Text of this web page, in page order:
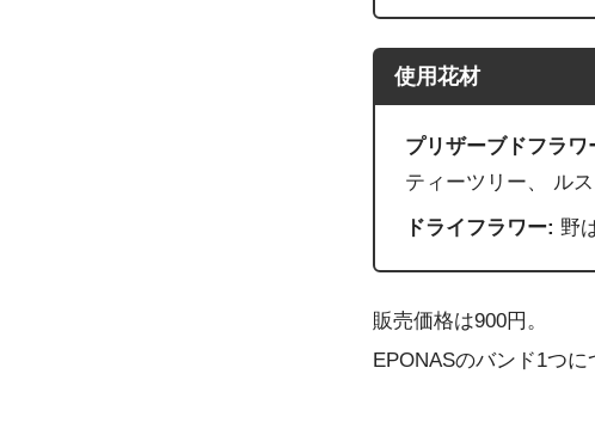
使用花材
プリザーブドフラワ
ティーツリー、 ル
ドライフラワー: 野
販売価格は900円。
EPONASのバンド1つ